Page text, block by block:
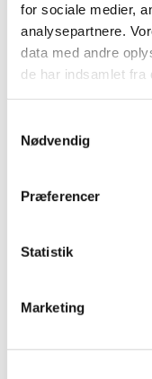
for sociale medier,
analysepartnere.
data med andre
de har indsamlet fra
Nødvendig
Præferencer
Statistik
Marketing
TID
2026 (5)
2025 (8)
2024 (11)
2022 (2)
2020 (32)
2018 (25)